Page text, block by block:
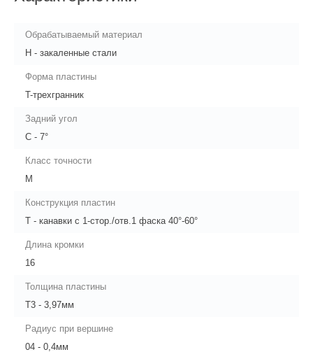
Обрабатываемый материал
Н - закаленные стали
Форма пластины
T-трехгранник
Задний угол
C - 7°
Класс точности
M
Конструкция пластин
T - канавки с 1-стор./отв.1 фаска 40°-60°
Длина кромки
16
Толщина пластины
Т3 - 3,97мм
Радиус при вершине
04 - 0,4мм